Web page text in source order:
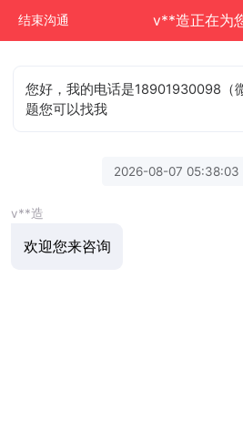
结束沟通 v**造正在为
您好，我的电话是18901930098（
题您可以找我
2026-08-07 05:38:03
v**造
欢迎您来咨询